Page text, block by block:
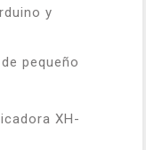
y
pequeño